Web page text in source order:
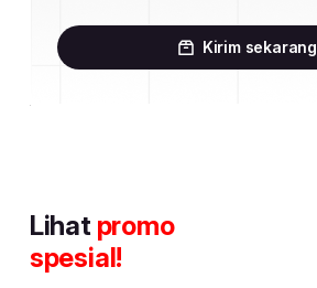
Kirim sekarang
Lihat promo
spesial!